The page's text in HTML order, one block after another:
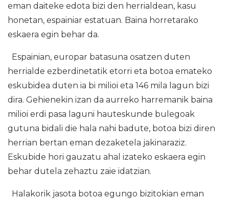
eman daiteke edota bizi den herrialdean, kasu
honetan, espainiar estatuan. Baina horretarako
eskaera egin behar da.
Espainian, europar batasuna osatzen duten
herrialde ezberdinetatik etorri eta botoa emateko
eskubidea duten ia bi milioi eta 146 mila lagun bizi
dira. Gehienekin izan da aurreko harremanik baina
milioi erdi pasa laguni hauteskunde bulegoak
gutuna bidali die hala nahi badute, botoa bizi diren
herrian bertan eman dezaketela jakinaraziz.
Eskubide hori gauzatu ahal izateko eskaera egin
behar dutela zehaztu zaie idatzian.
Halakorik jasota botoa egungo bizitokian eman